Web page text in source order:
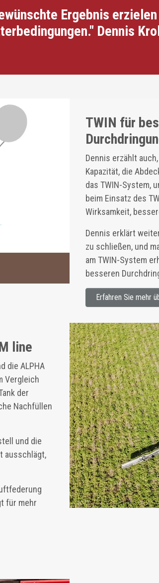
Ergebnis
Dennis Krol
TWIN für
Dennis erzählt
Kapazität, die
das TWIN-System,
beim Einsatz des
Wirksamkeit,
Dennis erklärt
zu schließen, und
am TWIN-System
besseren
Erfahren Sie mehr
line
die ALPHA
Vergleich
der
Nachfüllen
und die
ausschlägt,
für mehr